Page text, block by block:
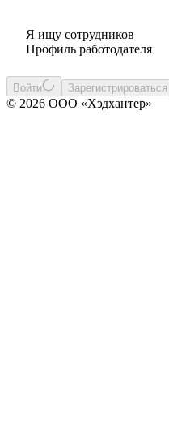
Я ищу сотрудников
Профиль работодателя
Войти Зарегистрироваться
© 2026 ООО «Хэдхантер»